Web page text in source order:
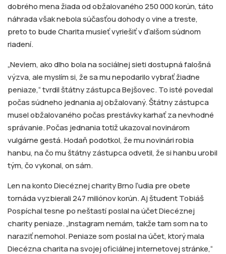
dobrého mena žiada od obžalovaného 250 000 korún, táto
náhrada však nebola súčasťou dohody o vine a treste,
preto to bude Charita musieť vyriešiť v ďalšom súdnom
riadení.
„Neviem, ako dlho bola na sociálnej sieti dostupná falošná
výzva, ale myslím si, že sa mu nepodarilo vybrať žiadne
peniaze,“ tvrdil štátny zástupca Bejšovec. To isté povedal
počas súdneho jednania aj obžalovaný. Štátny zástupca
musel obžalovaného počas prestávky karhať za nevhodné
správanie. Počas jednania totiž ukazoval novinárom
vulgárne gestá. Hodaň podotkol, že mu novinári robia
hanbu, na čo mu štátny zástupca odvetil, že si hanbu urobil
tým, čo vykonal, on sám.
Len na konto Diecéznej charity Brno ľudia pre obete
tornáda vyzbierali 247 miliónov korún. Aj študent Tobiáš
Pospíchal tesne po neštastí poslal na účet Diecéznej
charity peniaze. „Instagram nemám, takže tam som na to
naraziť nemohol. Peniaze som poslal na účet, ktorý mala
Diecézna charita na svojej oficiálnej internetovej stránke,“